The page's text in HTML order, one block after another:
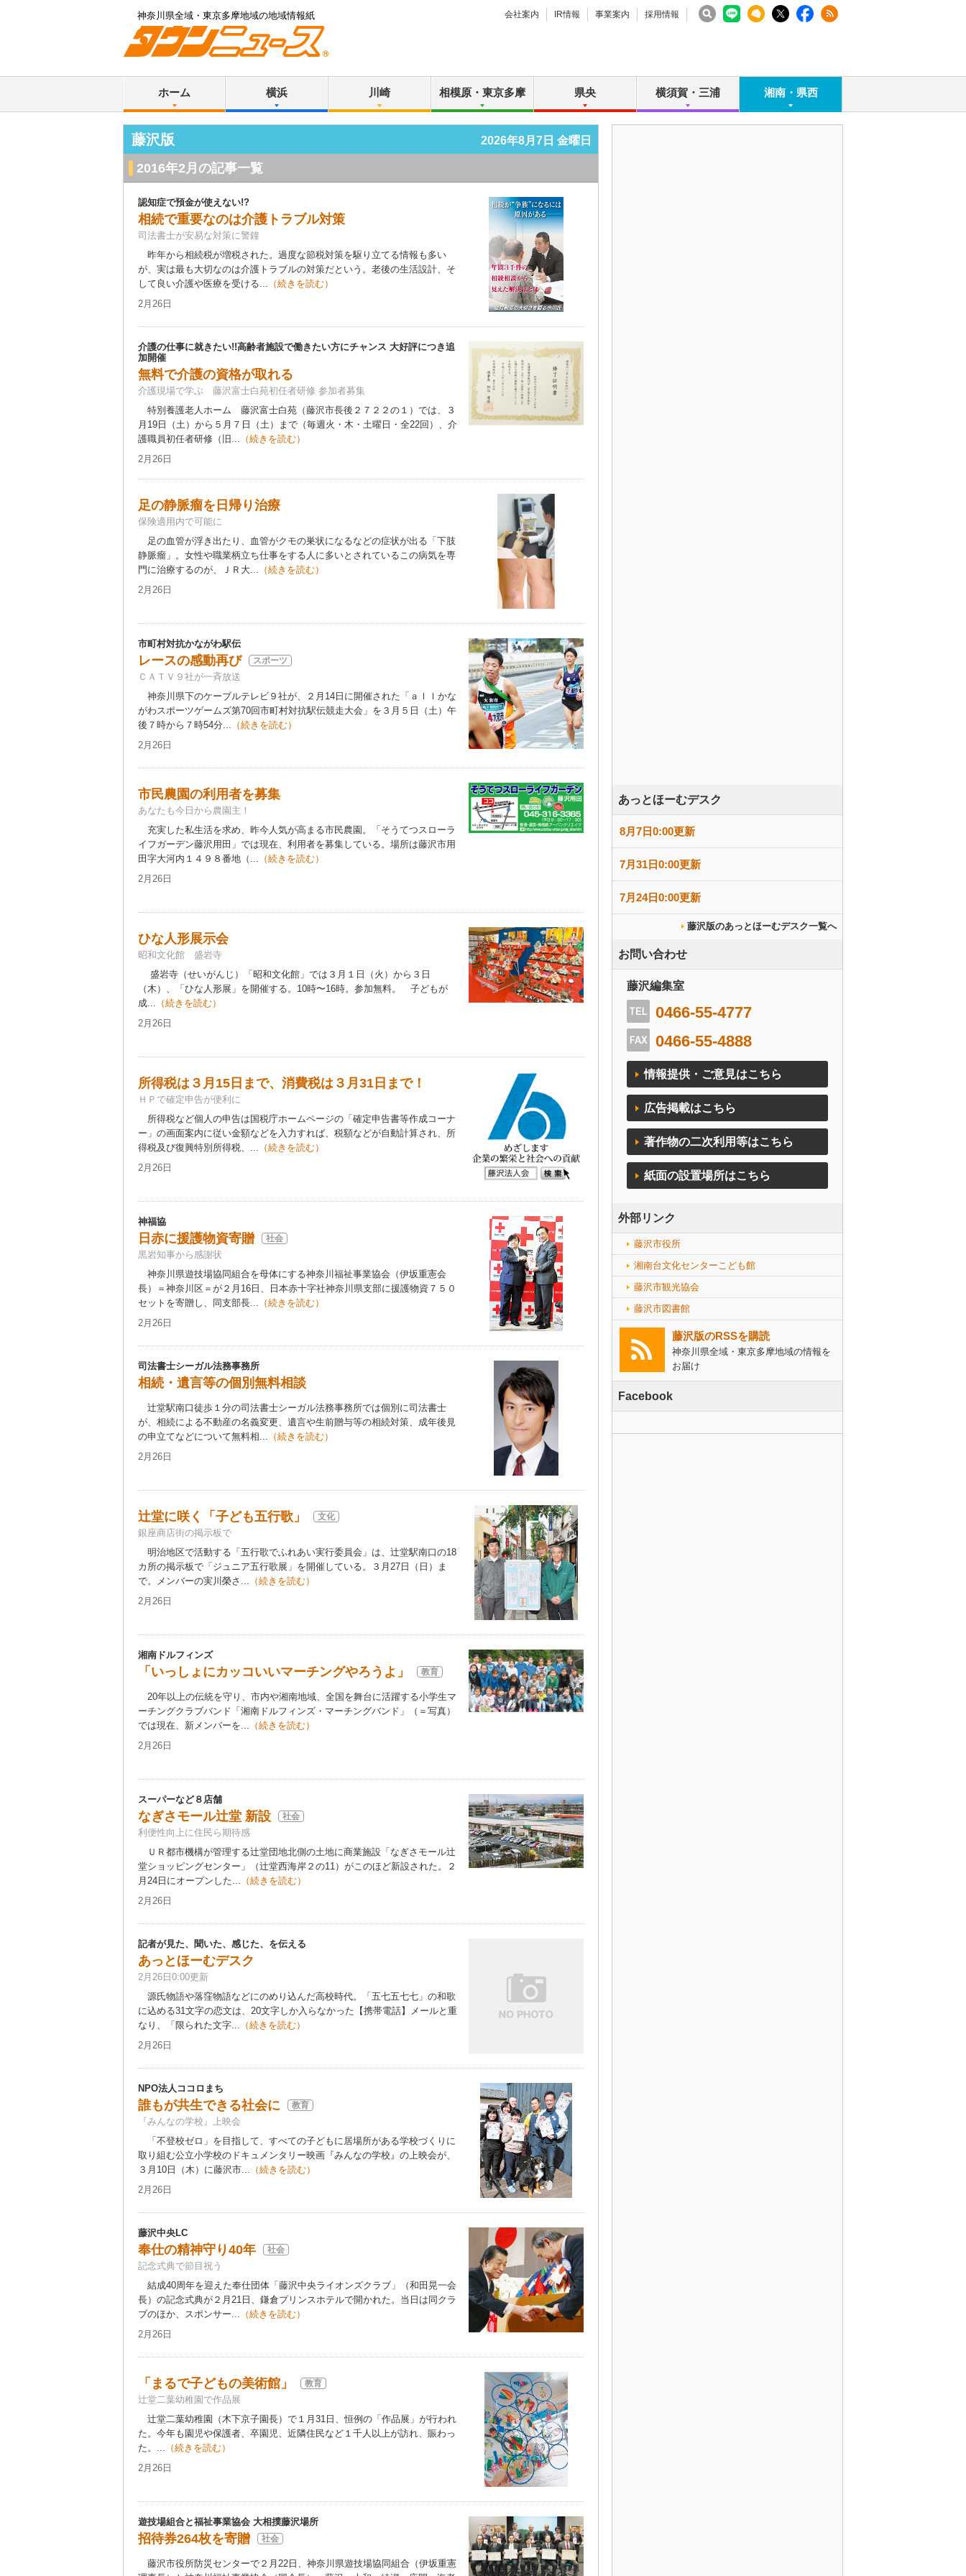
神奈川県全域・東京多摩地域の地域情報紙 会社案内 IR情報 事業案内 採用情報
ホーム 横浜 川崎 相模原・東京多摩 県央 横須賀・三浦 湘南・県西
藤沢版 2026年8月7日 金曜日
2016年2月の記事一覧
認知症で預金が使えない!?
相続で重要なのは介護トラブル対策
司法書士が安易な対策に警鐘
昨年から相続税が増税された。過度な節税対策を駆り立てる情報も多い
が、実は最も大切なのは介護トラブルの対策だという。老後の生活設計、そ
して良い介護や医療を受ける... （続きを読む）
2月26日
介護の仕事に就きたい!!高齢者施設で働きたい方にチャンス 大好評につき追
加開催
無料で介護の資格が取れる
介護現場で学ぶ 藤沢富士白苑初任者研修 参加者募集
特別養護老人ホーム 藤沢富士白苑（藤沢市長後２７２２の１）では、３
月19日（土）から５月７日（土）まで（毎週火・木・土曜日・全22回）、介
護職員初任者研修（旧... （続きを読む）
2月26日
足の静脈瘤を日帰り治療
保険適用内で可能に
足の血管が浮き出たり、血管がクモの巣状になるなどの症状が出る「下肢
静脈瘤」。女性や職業柄立ち仕事をする人に多いとされているこの病気を専
門に治療するのが、ＪＲ大... （続きを読む）
2月26日
市町村対抗かながわ駅伝
レースの感動再び スポーツ
ＣＡＴＶ９社が一斉放送
神奈川県下のケーブルテレビ９社が、２月14日に開催された「ａｌｌかな
がわスポーツゲームズ第70回市町村対抗駅伝競走大会」を３月５日（土）午
後７時から７時54分... （続きを読む）
2月26日
市民農園の利用者を募集
あなたも今日から農園主！
充実した私生活を求め、昨今人気が高まる市民農園。「そうてつスローラ
イフガーデン藤沢用田」では現在、利用者を募集している。場所は藤沢市用
田字大河内１４９８番地（... （続きを読む）
2月26日
ひな人形展示会
昭和文化館 盛岩寺
盛岩寺（せいがんじ）「昭和文化館」では３月１日（火）から３日
（木）、「ひな人形展」を開催する。10時〜16時。参加無料。 子どもが
成... （続きを読む）
2月26日
所得税は３月15日まで、消費税は３月31日まで！
ＨＰで確定申告が便利に
所得税など個人の申告は国税庁ホームページの「確定申告書等作成コーナ
ー」の画面案内に従い金額などを入力すれば、税額などが自動計算され、所
得税及び復興特別所得税、... （続きを読む）
2月26日
神福協
日赤に援護物資寄贈 社会
黒岩知事から感謝状
神奈川県遊技場協同組合を母体にする神奈川福祉事業協会（伊坂重憲会
長）＝神奈川区＝が２月16日、日本赤十字社神奈川県支部に援護物資７５０
セットを寄贈し、同支部長... （続きを読む）
2月26日
司法書士シーガル法務事務所
相続・遺言等の個別無料相談
辻堂駅南口徒歩１分の司法書士シーガル法務事務所では個別に司法書士
が、相続による不動産の名義変更、遺言や生前贈与等の相続対策、成年後見
の申立てなどについて無料相... （続きを読む）
2月26日
辻堂に咲く「子ども五行歌」 文化
銀座商店街の掲示板で
明治地区で活動する「五行歌でふれあい実行委員会」は、辻堂駅南口の18
カ所の掲示板で「ジュニア五行歌展」を開催している。３月27日（日）ま
で。メンバーの実川榮さ... （続きを読む）
2月26日
湘南ドルフィンズ
「いっしょにカッコいいマーチングやろうよ」 教育
20年以上の伝統を守り、市内や湘南地域、全国を舞台に活躍する小学生マ
ーチングクラブバンド「湘南ドルフィンズ・マーチングバンド」（＝写真）
では現在、新メンバーを... （続きを読む）
2月26日
スーパーなど８店舗
なぎさモール辻堂 新設 社会
利便性向上に住民ら期待感
ＵＲ都市機構が管理する辻堂団地北側の土地に商業施設「なぎさモール辻
堂ショッピングセンター」（辻堂西海岸２の11）がこのほど新設された。２
月24日にオープンした... （続きを読む）
2月26日
記者が見た、聞いた、感じた、を伝える
あっとほーむデスク
2月26日0:00更新
源氏物語や落窪物語などにのめり込んだ高校時代。「五七五七七」の和歌
に込める31文字の恋文は、20文字しか入らなかった【携帯電話】メールと重
なり、「限られた文字... （続きを読む）
2月26日
NPO法人ココロまち
誰もが共生できる社会に 教育
『みんなの学校』上映会
「不登校ゼロ」を目指して、すべての子どもに居場所がある学校づくりに
取り組む公立小学校のドキュメンタリー映画『みんなの学校』の上映会が、
３月10日（木）に藤沢市... （続きを読む）
2月26日
藤沢中央LC
奉仕の精神守り40年 社会
記念式典で節目祝う
結成40周年を迎えた奉仕団体「藤沢中央ライオンズクラブ」（和田晃一会
長）の記念式典が２月21日、鎌倉プリンスホテルで開かれた。当日は同クラ
ブのほか、スポンサー... （続きを読む）
2月26日
「まるで子どもの美術館」 教育
辻堂二葉幼稚園で作品展
辻堂二葉幼稚園（木下京子園長）で１月31日、恒例の「作品展」が行われ
た。今年も園児や保護者、卒園児、近隣住民など１千人以上が訪れ、賑わっ
た。... （続きを読む）
2月26日
遊技場組合と福祉事業協会 大相撲藤沢場所
招待券264枚を寄贈 社会
藤沢市役所防災センターで２月22日、神奈川県遊技場協同組合（伊坂重憲
あっとほーむデスク
8月7日0:00更新
7月31日0:00更新
7月24日0:00更新
藤沢版のあっとほーむデスク一覧へ
お問い合わせ
藤沢編集室
0466-55-4777
0466-55-4888
情報提供・ご意見はこちら
広告掲載はこちら
著作物の二次利用等はこちら
紙面の設置場所はこちら
外部リンク
藤沢市役所
湘南台文化センターこども館
藤沢市観光協会
藤沢市図書館
藤沢版のRSSを購読
神奈川県全域・東京多摩地域の情報を
お届け
Facebook